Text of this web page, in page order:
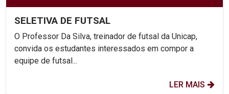
SELETIVA DE FUTSAL
O Professor Da Silva, treinador de futsal da Unicap,
convida os estudantes interessados em compor a
equipe de futsal...
LER MAIS